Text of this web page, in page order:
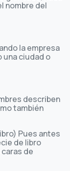
nombre del
la empresa
una ciudad o
describen
también
Pues antes
de libro
de